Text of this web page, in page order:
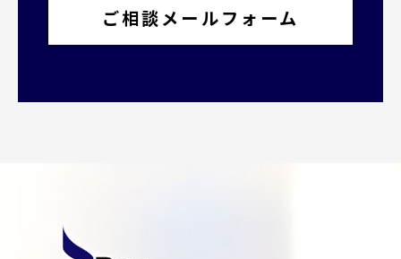
ご相談メールフォーム